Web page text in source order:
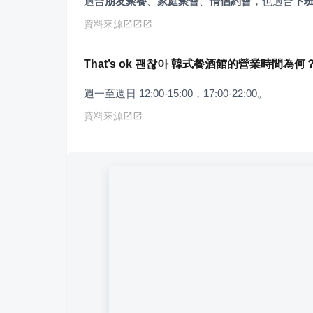
資料來源
That’s ok 괜찮아 韓式餐酒館的營業時間為何
週一至週日 12:00-15:00，17:00-22:00。
資料來源